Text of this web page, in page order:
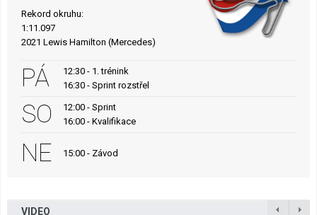
Rekord okruhu:
1:11.097
2021 Lewis Hamilton (Mercedes)
PÁ
12:30 - 1. trénink
16:30 - Sprint rozstřel
SO
12:00 - Sprint
16:00 - Kvalifikace
NE 15:00 - Závod
VIDEO